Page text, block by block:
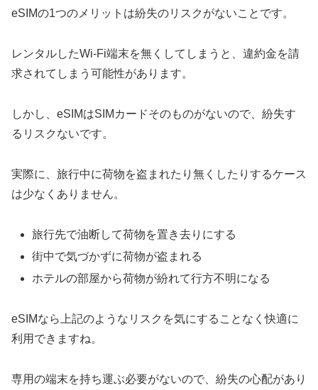
eSIMの1つのメリットは紛失のリスクがないことです。
レンタルしたWi-Fi端末を無くしてしまうと、違約金を請
求されてしまう可能性があります。
しかし、eSIMはSIMカードそのものがないので、紛失す
るリスクないです。
実際に、旅行中に荷物を盗まれたり無くしたりするケース
は少なくありません。
旅行先で油断して荷物を置き去りにする
街中で気づかずに荷物が盗まれる
ホテルの部屋から荷物が紛れて行方不明になる
eSIMなら上記のようなリスクを気にすることなく快適に
利用できますね。
専用の端末を持ち運ぶ必要がないので、紛失の心配があり